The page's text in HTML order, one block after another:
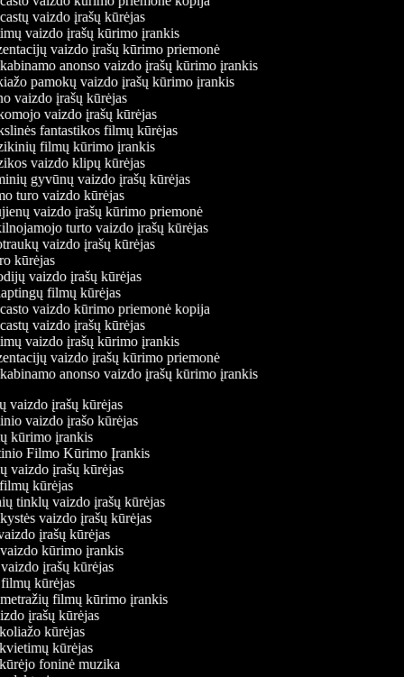
vaizdo įrašų kūrėjas
vaizdo įrašų kūrimo įrankis
vaizdo įrašų kūrimo priemonė
anonso vaizdo įrašų kūrimo įrankis
pamokų vaizdo įrašų kūrimo įrankis
vaizdo įrašų kūrėjas
vaizdo įrašų kūrėjas
fantastikos filmų kūrėjas
filmų kūrimo įrankis
vaizdo klipų kūrėjas
gyvūnų vaizdo įrašų kūrėjas
turo vaizdo kūrėjas
vaizdo įrašų kūrimo priemonė
turto vaizdo įrašų kūrėjas
vaizdo įrašų kūrėjas
kūrėjas
vaizdo įrašų kūrėjas
filmų kūrėjas
vaizdo kūrimo priemonė kopija
vaizdo įrašų kūrėjas
vaizdo įrašų kūrimo įrankis
vaizdo įrašų kūrimo priemonė
anonso vaizdo įrašų kūrimo įrankis
vaizdo įrašų kūrėjas
vaizdo įrašo kūrėjas
kūrimo įrankis
Filmo Kūrimo Įrankis
vaizdo įrašų kūrėjas
filmų kūrėjas
tinklų vaizdo įrašų kūrėjas
vaizdo įrašų kūrėjas
įrašų kūrėjas
vaizdo kūrimo įrankis
vaizdo įrašų kūrėjas
filmų kūrėjas
filmų kūrimo įrankis
įrašų kūrėjas
koliažo kūrėjas
kvietimų kūrėjas
kūrėjo foninė muzika